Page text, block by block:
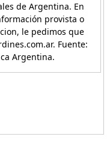
de Argentina. En
provista o
le pedimos que
Fuente:
Argentina.